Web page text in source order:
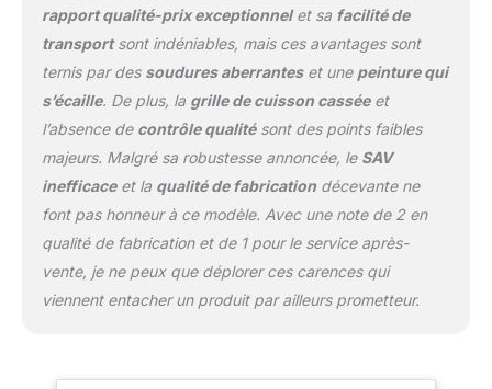
rapport qualité-prix exceptionnelet sa facilité de
transportsont indéniables, mais ces avantages sont
ternis par des soudures aberranteset une peinture qui
s’écaille. De plus, la grille de cuisson casséeet
l’absence de contrôle qualitésont des points faibles
majeurs. Malgré sa robustesse annoncée, le SAV
inefficaceet la qualité de fabricationdécevante ne
font pas honneur à ce modèle. Avec une note de 2 en
qualité de fabrication et de 1 pour le service après-
vente, je ne peux que déplorer ces carences qui
viennent entacher un produit par ailleurs prometteur.